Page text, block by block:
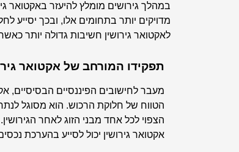
במהלך גירושים מומלץ להיעזר באקטואר
מדויקים יותר בתחומים אלו, ובכך יסייע
לאקטואר גירושין חשיבות גדולה יותר
תפקידו המורחב של אקטואר
מעבר לחישובים הפיננסיים הבסיסיים,
הטווח של חלוקת הרכוש. הוא מסוגל
הצפוי לכל אחד מבני הזוג לאחר הגירושין.
אקטואר גירושין יכול לסייע בהערכת